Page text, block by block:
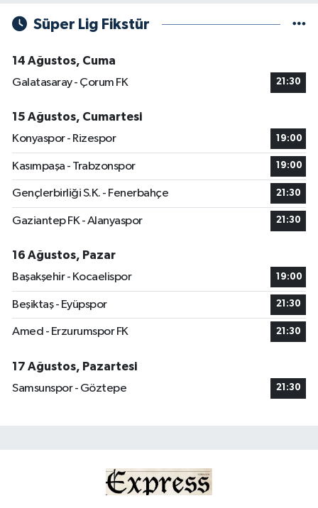
Süper Lig Fikstür
14 Ağustos, Cuma
Galatasaray - Çorum FK
21:30
15 Ağustos, Cumartesi
Konyaspor - Rizespor
19:00
Kasımpaşa - Trabzonspor 19:00
Gençlerbirliği S.K. - Fenerbahçe 21:30
Gaziantep FK - Alanyaspor 21:30
16 Ağustos, Pazar
Başakşehir - Kocaelispor
19:00
Beşiktaş - Eyüpspor 21:30
Amed - Erzurumspor FK 21:30
17 Ağustos, Pazartesi
Samsunspor - Göztepe
21:30